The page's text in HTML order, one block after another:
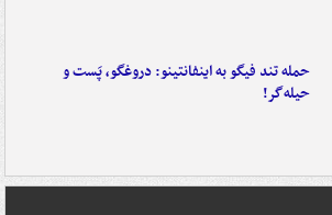
حمله تند فیگو به اینفانتینو: دروغگو، پَست‌ و
حیله‌گر!